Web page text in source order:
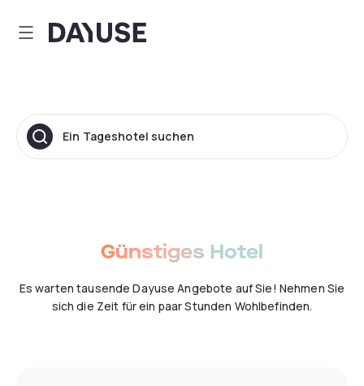
Dayuse
Ein Tageshotel suchen
Günstiges Hotel
Es warten tausende Dayuse Angebote auf Sie! Nehmen Sie
sich die Zeit für ein paar Stunden Wohlbefinden.